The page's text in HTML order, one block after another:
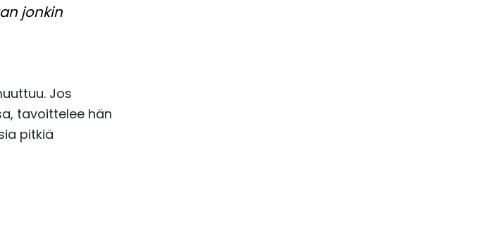
jonkin
Jos
tavoittelee hän
pitkiä